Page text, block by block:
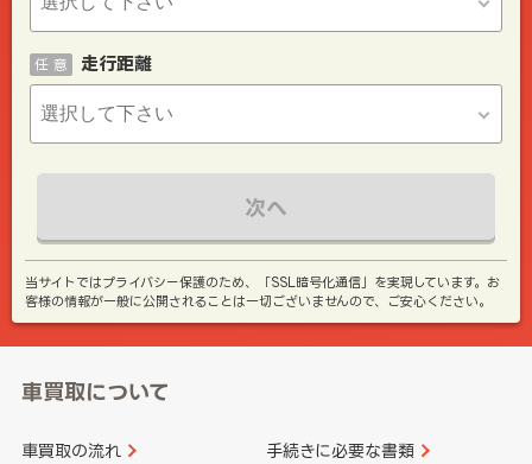
走行距離
任 意
次へ
当サイトではプライバシー保護のため、「SSL暗号化通信」を実現しています。お
客様の情報が一般に公開されることは一切ございませんので、ご安心ください。
車買取について
車買取の流れ 手続きに必要な書類